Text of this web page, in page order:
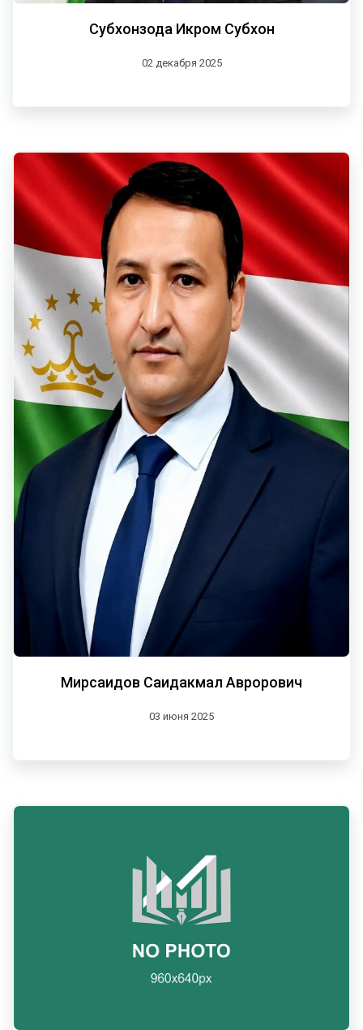
Субхонзода Икром Субхон
02 декабря 2025
Мирсаидов Саидакмал Аврорович
03 июня 2025